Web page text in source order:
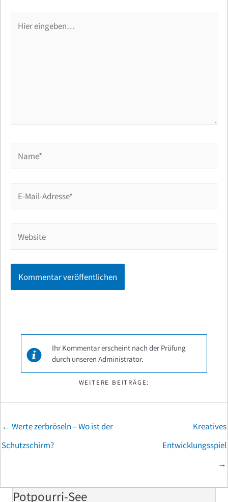
eingeben…
Mail-
Adresse*
Ihr Kommentar erscheint nach der Prüfung
durch unseren Administrator.
WEITERE BEITRÄGE:
Posts
navigation
← Werte zerbröseln – Wo ist der
Schutzschirm?
Kreatives
Entwicklungsspiel
→
Potpourri-See